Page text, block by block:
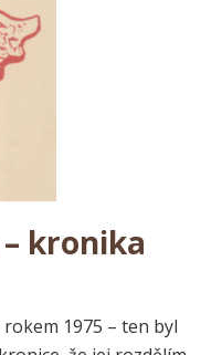
kronika
1975 – ten byl